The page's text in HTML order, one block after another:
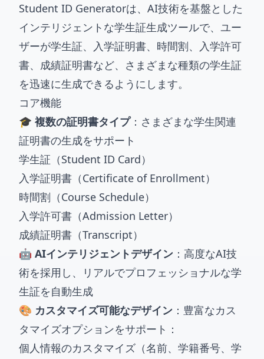
Student ID Generatorは、AI技術を基盤とした
インテリジェントな学生証生成ツールで、ユー
ザーが学生証、入学証明書、時間割、入学許可
書、成績証明書など、さまざまな種類の学生証
を迅速に生成できるようにします。
コア機能
🎓 複数の証明書タイプ：さまざまな学生関連
証明書の生成をサポート
学生証（Student ID Card）
入学証明書（Certificate of Enrollment）
時間割（Course Schedule）
入学許可書（Admission Letter）
成績証明書（Transcript）
🤖 AIインテリジェントデザイン ：高度なAI技
術を採用し、リアルでプロフェッショナルな学
生証を自動生成
🎨 カスタマイズ可能なデザイン ：豊富なカス
タマイズオプションをサポート：
個人情報のカスタマイズ（名前、学籍番号、学